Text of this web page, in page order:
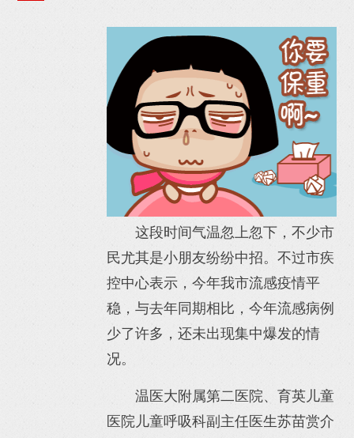
这段时间气温忽上忽下，不少市
民尤其是小朋友纷纷中招。不过市疾
控中心表示，今年我市流感疫情平
稳，与去年同期相比，今年流感病例
少了许多，还未出现集中爆发的情
况。
温医大附属第二医院、育英儿童
医院儿童呼吸科副主任医生苏苗赏介